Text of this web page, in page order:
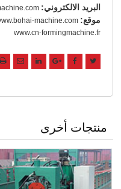
البريد الالكتروني:
موقع: www.bohai-machine.com
www.cn-formingmachine.fr
منتجات أخرى